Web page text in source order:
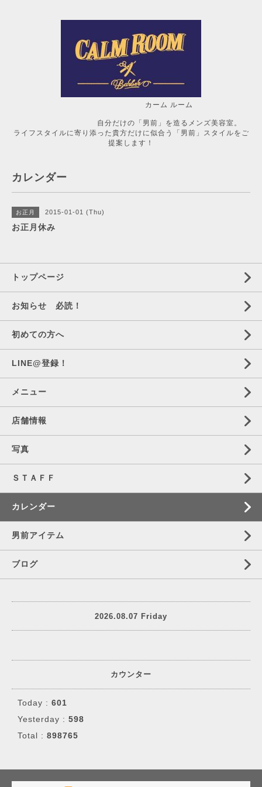
カーム ルーム
自分だけの「男前」を造るメンズ美容室。
ライフスタイルに寄り添った貴方だけに似合う「男前」スタイルをご
提案します！
カレンダー
お正月 2015-01-01 (Thu)
お正月休み
トップページ
お知らせ 必読！
初めての方へ
LINE@登録！
メニュー
店舗情報
写真
ＳＴＡＦＦ
カレンダー
男前アイテム
ブログ
2026.08.07 Friday
カウンター
Today : 601
Yesterday : 598
Total : 898765